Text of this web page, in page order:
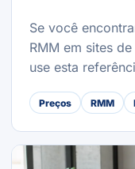
Se você
RMM em sites
use esta
Preços RMM